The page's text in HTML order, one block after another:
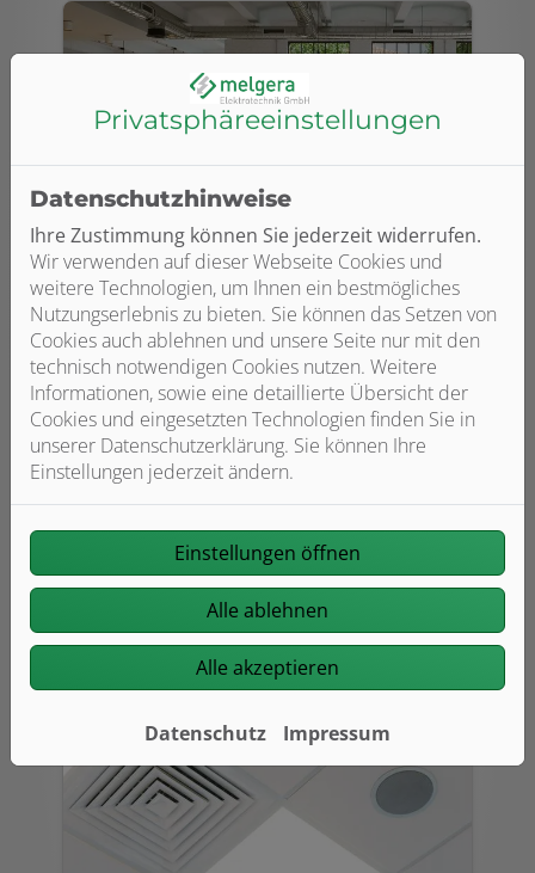
Lüftungsanlagen
Büros, Werkshallen, Reinräume oder
Labore – jeder Raum stellt andere
Anforderungen an die Lüftung. Nur
wenn diese exakt auf die Arbeits- und
Fertigungsbedingungen abgestimmt ist,
kann sie Produktivität, Qualität,
Sicherheit und Gesundheitsschutz
gewährleisten.
Weiterlesen
Privatsphäre­einstellungen
Datenschutzhinweise
Ihre Zustimmung können Sie jederzeit widerrufen.
Wir verwenden auf dieser Webseite Cookies und
weitere Technologien, um Ihnen ein bestmögliches
Nutzungserlebnis zu bieten. Sie können das Setzen von
Cookies auch ablehnen und unsere Seite nur mit den
technisch notwendigen Cookies nutzen. Weitere
Informationen, sowie eine detaillierte Übersicht der
Cookies und eingesetzten Technologien finden Sie in
unserer Datenschutzerklärung. Sie können Ihre
Einstellungen jederzeit ändern.
Einstellungen öffnen
Alle ablehnen
Alle akzeptieren
Datenschutz Impressum